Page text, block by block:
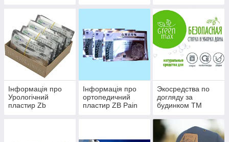
Інформація про
Урологічний
пластир Zb
Інформація про
ортопедичний
пластир ZB Pain
Экосредства по
догляду за
будинком ТМ